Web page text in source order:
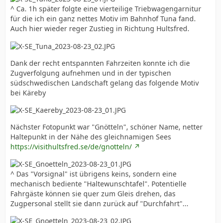
^ Ca. 1h später folgte eine vierteilige Triebwagengarnitur
für die ich ein ganz nettes Motiv im Bahnhof Tuna fand.
Auch hier wieder reger Zustieg in Richtung Hultsfred.
Dank der recht entspannten Fahrzeiten konnte ich die
Zugverfolgung aufnehmen und in der typischen
südschwedischen Landschaft gelang das folgende Motiv
bei Käreby
Nächster Fotopunkt war "Gnötteln", schöner Name, netter
Haltepunkt in der Nähe des gleichnamigen Sees
https://visithultsfred.se/de/gnotteln/
^ Das "Vorsignal" ist übrigens keins, sondern eine
mechanisch bediente "Haltewunschtafel". Potentielle
Fahrgäste können sie quer zum Gleis drehen, das
Zugpersonal stellt sie dann zurück auf "Durchfahrt"...